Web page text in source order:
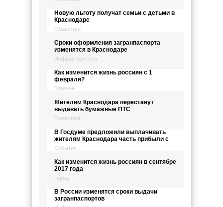
Новую льготу получат семьи с детьми в
Краснодаре
Общество
Сроки оформления загранпаспорта
изменятся в Краснодаре
Инфраструктура
Как изменится жизнь россиян с 1
февраля?
Главное
Жителям Краснодара перестанут
выдавать бумажные ПТС
Транспорт
В Госдуме предложили выплачивать
жителям Краснодара часть прибыли с
События
Как изменится жизнь россиян в сентябре
2017 года
Город
В России изменятся сроки выдачи
загранпаспортов